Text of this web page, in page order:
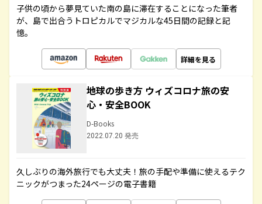
子供の頃から夢見ていた南の島に滞在することになった筆者
が、島で出合うトロピカルでマジカルな45日間の記録と記
憶。
詳細を見る
地球の歩き方 ウィズコロナ旅の安
心・安全BOOK
D-Books
2022.07.20 発売
久しぶりの海外旅行でも大丈夫！旅の手配や準備に使えるテク
ニックがつまった24ページの電子書籍